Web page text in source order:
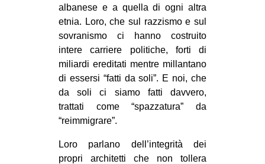
albanese e a quella di ogni altra
etnia. Loro, che sul razzismo e sul
sovranismo ci hanno costruito
intere carriere politiche, forti di
miliardi ereditati mentre millantano
di essersi “fatti da soli”. E noi, che
da soli ci siamo fatti davvero,
trattati come “spazzatura” da
“reimmigrare”.
Loro parlano dell’integrità dei
propri architetti che non tollera